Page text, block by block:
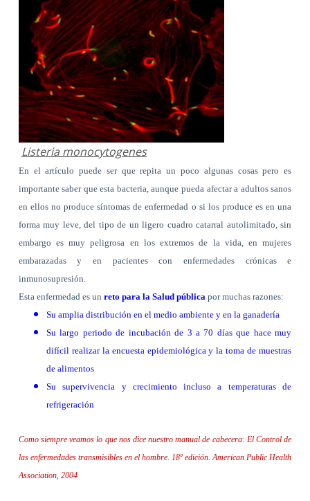
Listeria monocytogenes
En el artículo puede ser que repita un poco algunas cosas pero es
importante saber que esta bacteria, aunque pueda afectar a adultos sanos
en ellos no produce síntomas de enfermedad o si los produce es en una
forma muy leve, del tipo de un ligero cuadro catarral autolimitado, sin
embargo es muy peligrosa en los extremos de la vida, en mujeres
embarazadas y en pacientes con enfermedades crónicas e
inmunosupresión.
Esta enfermedad es un reto para la Salud públicapor muchas razones:
Su amplia distribución en el medio ambiente y en la ganadería
Su largo periodo de incubación de 3 a70 días que hace muy
difícil realizar la encuesta epidemiológica y la toma de muestras
de alimentos
Su supervivencia y crecimiento incluso a temperaturas de
refrigeración
Como siempre veamos lo que nos dice nuestro manual de cabecera: El Control de
las enfermedades transmisibles en el hombre. 18º edición. American Public Health
Association, 2004